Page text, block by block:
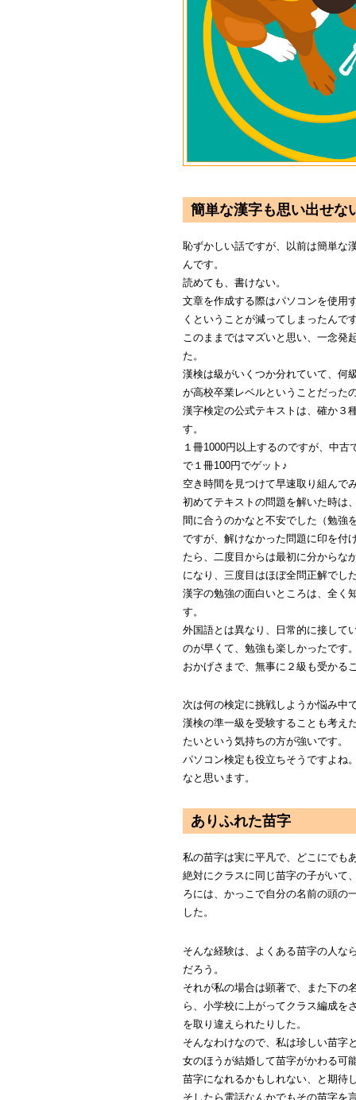
簡単な漢字も思い出せな
恥ずかしい話ですが、以前は簡単な
んです。
読めても、書けない。
文章を作成する際はパソコンを使用
くということが減ってしまったんで
このままではマズいと思い、一念発
た。
漢検は級がいくつか分れていて、何
が高校卒業レベルということだった
漢字検定の公式テキストは、確か３
す。
１冊1000円以上するのですが、中
で１冊100円でゲット♪
空き時間を見つけて早速取り組んで
初めてテキストの問題を解いた時は
間に合うのかなと不安でした（勉強
ですが、解けなかった問題に印を付
たら、二度目からは最初に分からな
になり、三度目はほぼ全問正解でし
漢字の勉強の面白いところは、全く
す。
外国語とは異なり、日常的に接して
のが早くて、勉強も楽しかったです
おかげさまで、無事に２級も受かる
次は何の検定に挑戦しようか悩み中
漢検の準一級を受験することも考え
たいという気持ちの方が強いです。
パソコン検定も役立ちそうですよね
なと思います。
ありふれた苗字
私の苗字は実に平凡で、どこにでも
絶対にクラスに同じ苗字の子がいて
ろには、かっこで自分の名前の頭の
した。
そんな経験は、よくある苗字の人な
だろう。
それが私の場合は顕著で、また下の
ら、小学校に上がってクラス編成を
を取り違えられたりした。
そんなわけなので、私は珍しい苗字
女のほうが結婚して苗字がかわる可
苗字になれるかもしれない、と期待
そしたら電話なんかでもその苗字を